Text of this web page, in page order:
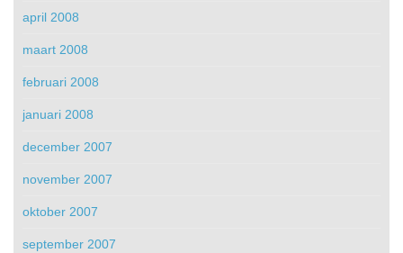
april 2008
maart 2008
februari 2008
januari 2008
december 2007
november 2007
oktober 2007
september 2007